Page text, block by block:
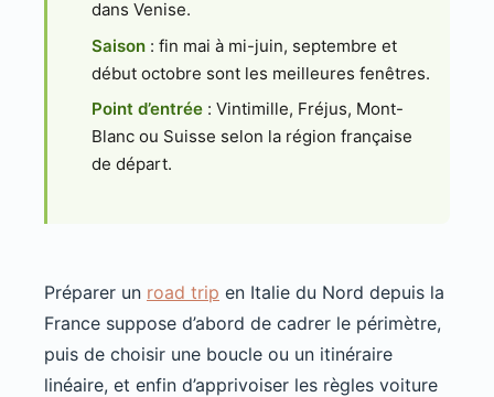
dans Venise.
Saison : fin mai à mi-juin, septembre et
début octobre sont les meilleures fenêtres.
Point d’entrée : Vintimille, Fréjus, Mont-
Blanc ou Suisse selon la région française
de départ.
Préparer un road trip en Italie du Nord depuis la
France suppose d’abord de cadrer le périmètre,
puis de choisir une boucle ou un itinéraire
linéaire, et enfin d’apprivoiser les règles voiture